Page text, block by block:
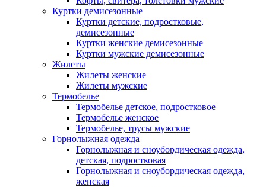
Куртки демисезонные
Куртки детские, подростковые,
демисезонные
Куртки женские демисезонные
Куртки мужские демисезонные
Жилеты
Жилеты женские
Жилеты мужские
Термобелье
Термобелье детское, подростковое
Термобелье женское
Термобелье, трусы мужские
Горнолыжная одежда
Горнолыжная и сноубордическая одежда,
детская, подростковая
Горнолыжная и сноубордическая одежда,
женская